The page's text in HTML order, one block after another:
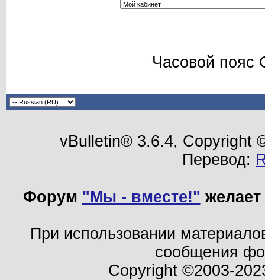
Часовой пояс
vBulletin® 3.6.4, Copyright
Перевод:
Форум "Мы - вместе!"
При использовании
сообщения
Copyright ©2003-